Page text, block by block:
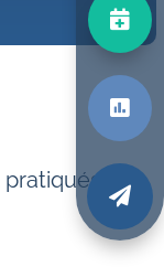



cet